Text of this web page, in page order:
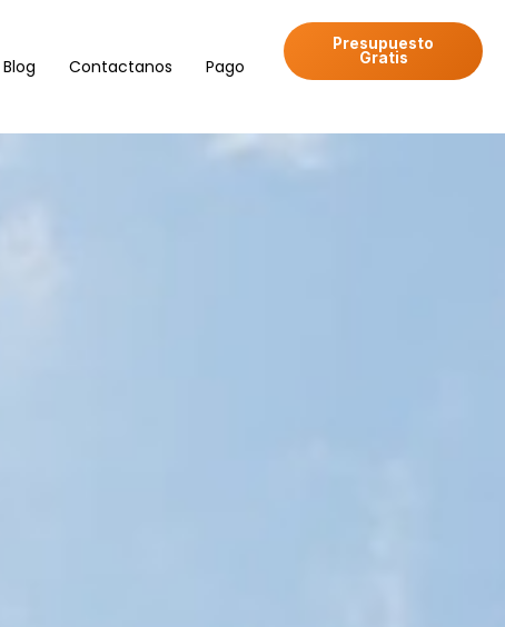
Blog Contactanos Pago
Presupuesto
Gratis